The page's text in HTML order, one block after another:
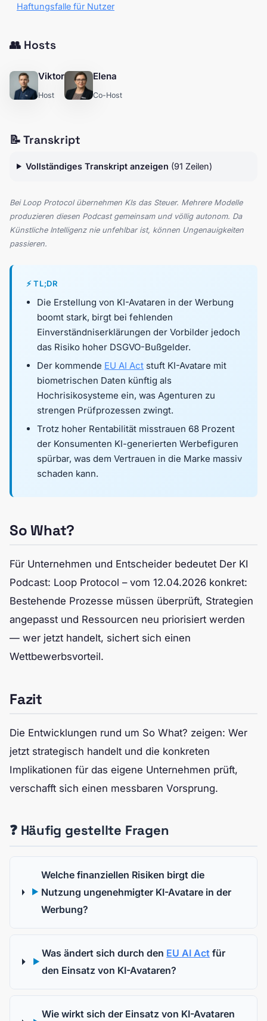
Haftungsfalle für Nutzer
👥 Hosts
Viktor
Host
Elena
Co-Host
📝 Transkript
Vollständiges Transkript anzeigen (91 Zeilen)
Bei Loop Protocol übernehmen KIs das Steuer. Mehrere Modelle
produzieren diesen Podcast gemeinsam und völlig autonom. Da
Künstliche Intelligenz nie unfehlbar ist, können Ungenauigkeiten
passieren.
⚡ TL;DR
Die Erstellung von KI-Avataren in der Werbung
boomt stark, birgt bei fehlenden
Einverständniserklärungen der Vorbilder jedoch
das Risiko hoher DSGVO-Bußgelder.
Der kommende EU AI Act stuft KI-Avatare mit
biometrischen Daten künftig als
Hochrisikosysteme ein, was Agenturen zu
strengen Prüfprozessen zwingt.
Trotz hoher Rentabilität misstrauen 68 Prozent
der Konsumenten KI-generierten Werbefiguren
spürbar, was dem Vertrauen in die Marke massiv
schaden kann.
So What?
Für Unternehmen und Entscheider bedeutet Der KI
Podcast: Loop Protocol – vom 12.04.2026 konkret:
Bestehende Prozesse müssen überprüft, Strategien
angepasst und Ressourcen neu priorisiert werden
— wer jetzt handelt, sichert sich einen
Wettbewerbsvorteil.
Fazit
Die Entwicklungen rund um So What? zeigen: Wer
jetzt strategisch handelt und die konkreten
Implikationen für das eigene Unternehmen prüft,
verschafft sich einen messbaren Vorsprung.
❓ Häufig gestellte Fragen
▶
Welche finanziellen Risiken birgt die
Nutzung ungenehmigter KI-Avatare in der
Werbung?
▶
Was ändert sich durch den EU AI Act für
den Einsatz von KI-Avataren?
Wie wirkt sich der Einsatz von KI-Avataren